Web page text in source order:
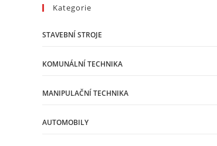
Kategorie
STAVEBNÍ STROJE
KOMUNÁLNÍ TECHNIKA
MANIPULAČNÍ TECHNIKA
AUTOMOBILY